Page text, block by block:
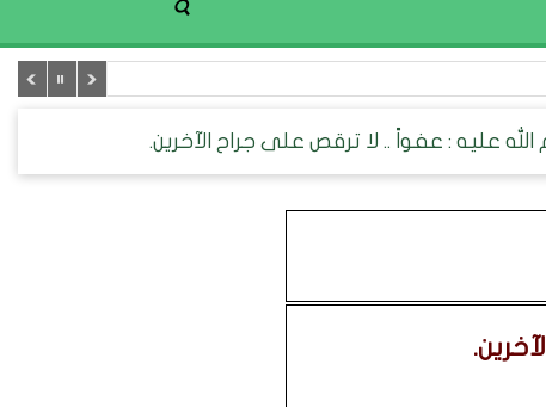
الله عليه : عفواً .. لا ترقص على جراح الآخرين.